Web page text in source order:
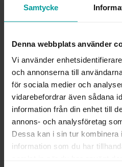
Samtycke
Denna webbplats använder
Vi använder
och annonserna till
för sociala medier och
vidarebefordrar även sådana
information från din enhet till
annons- och analysföretag
Dessa kan i sin tur kombinera
information som du har
beställningsvaror, ringar
ångerrätt och öppet köp i
MATERIAL
ÄDELMETALL
STEN/PÄRLA
ANTAL DIAMANTER
2
DIAMANTSLIPNING
DIAMANTFÄRG
DIAMANTKLARHET
P
VIKT CA (GRAM)